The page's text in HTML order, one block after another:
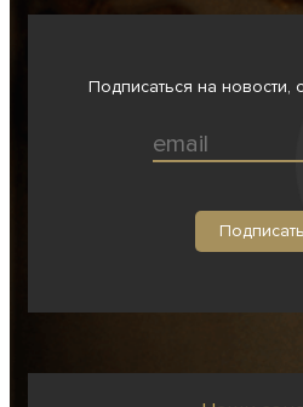
Подписаться на новости,